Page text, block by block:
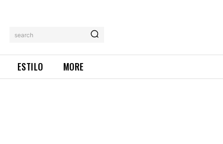
search
ESTILO MORE